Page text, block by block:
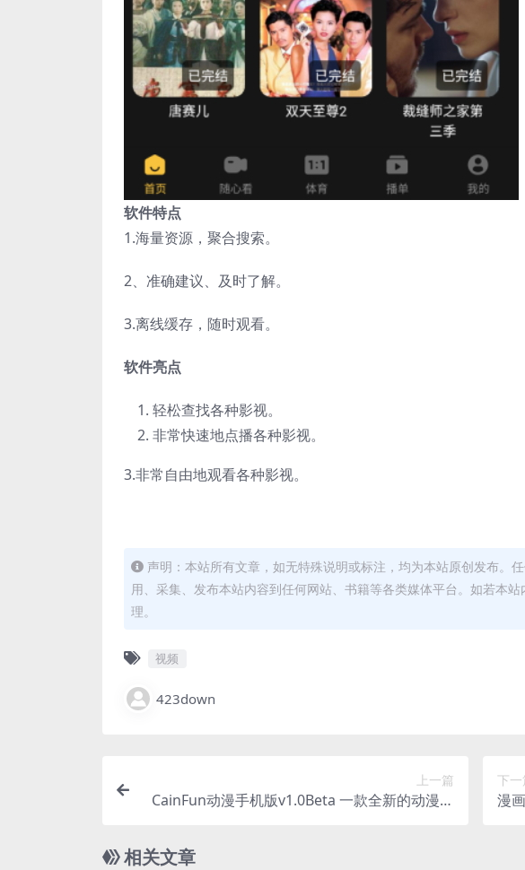
软件特点
1.海量资源，聚合搜索。
2、准确建议、及时了解。
3.离线缓存，随时观看。
软件亮点
轻松查找各种影视。
非常快速地点播各种影视。
3.非常自由地观看各种影视。
声明：本站所有文章，如无特殊说明或标注，均为本站原创发布。
用、采集、发布本站内容到任何网站、书籍等各类媒体平台。如若本
理。
视频
423down
上一篇
CainFun动漫手机版v1.0Beta 一款全新的动漫播
下一
漫
相关文章